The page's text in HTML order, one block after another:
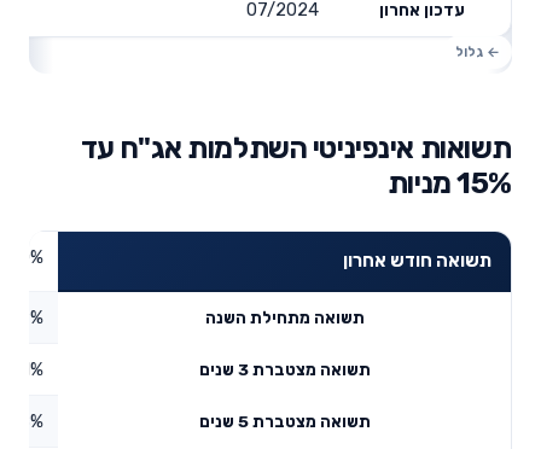
עדכון אחרון 07/2024
תשואות אינפיניטי השתלמות אג"ח עד
15% מניות
תשואה חודש אחרון 0%
תשואה מתחילת השנה
תשואה מצטברת 3 שנים
תשואה מצטברת 5 שנים